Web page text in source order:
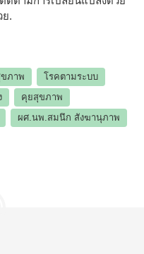
ย.
ภาพ
โรคตามระบบ
คุยสุขภาพ
ผศ.นพ.สมนึก สังฆานุภาพ